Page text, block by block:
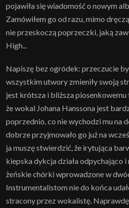
pojawiła się wiadomość o nowym
Zamówiłem go od razu, mimo
nie przeskoczą poprzeczki, jaką
High...
Napiszę bez ogródek: przeczucie
wszystkim utwory zmieniły swoją
jest krótsza i bliższa
że wokal Johana Hanssona jest
poprzednio, co nie wychodzi mu na
dobrze przyjmowało go już na
ja muszę stwierdzić, że irytująca
kiepska dykcja działa odpychająco
żeńskie chórki wprowadzone w
Instrumentalistom nie do końca
stracony przez wokalistę.